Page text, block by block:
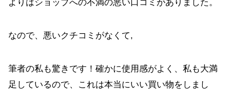
よりはショップへの不満の悪い口コミがありました。
なので、悪いクチコミがなくて,
筆者の私も驚きです！確かに使用感がよく、私も大満
足しているので、これは本当にいい買い物をしまし